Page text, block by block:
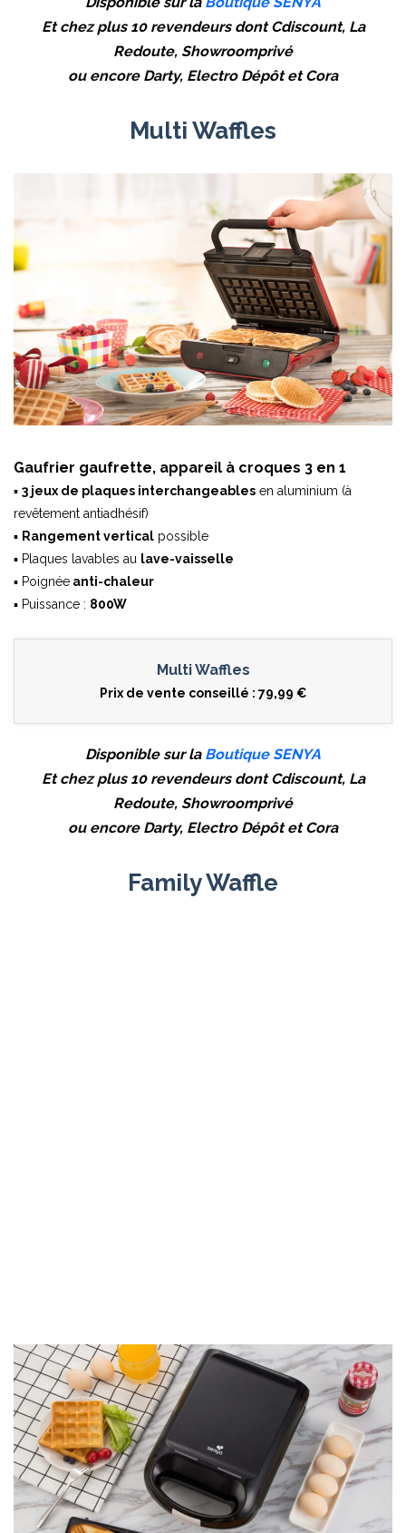
Et chez plus 10 revendeurs dont Cdiscount, La
Redoute, Showroomprivé
ou encore Darty, Electro Dépôt et Cora
Multi Waffles
Gaufrier gaufrette, appareil à croques 3 en 1
▪ 3 jeux de plaques interchangeables en aluminium (à
revêtement antiadhésif)
▪ Rangement vertical possible
▪ Plaques lavables au lave-vaisselle
▪ Poignée anti-chaleur
▪ Puissance : 800W
Multi Waffles
Prix de vente conseillé : 79,99 €
Disponible sur la Boutique SENYA
Et chez plus 10 revendeurs dont Cdiscount, La
Redoute, Showroomprivé
ou encore Darty, Electro Dépôt et Cora
Family Waffle